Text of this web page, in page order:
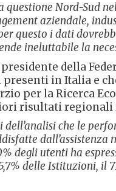
Nord-Sud
aziendale,
per questo i dati
ineluttabile la
presidente della
in Italia e
per la Ricerca
risultati
che le
degli utenti ha
delle Istituzioni, il